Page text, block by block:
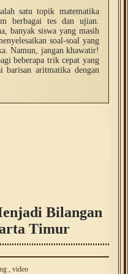
satu topik matematika
berbagai tes dan ujian.
banyak siswa yang masih
soal-soal yang
Namun, jangan khawatir!
beberapa trik cepat yang
barisan aritmatika dengan
Bilangan
Timur
, video